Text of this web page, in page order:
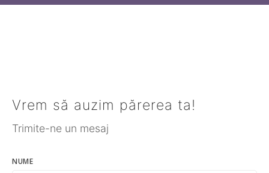
Vrem să auzim părerea ta!
Trimite-ne un mesaj
NUME